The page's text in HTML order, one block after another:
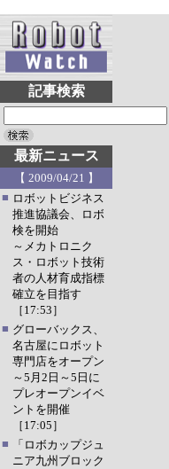
記事検索
最新ニュース
【 2009/04/21 】
■ ロボットビジネス
推進協議会、ロボ
検を開始
～メカトロニク
ス・ロボット技術
者の人材育成指標
確立を目指す
［17:53］
■ グローバックス、
名古屋にロボット
専門店をオープン
～5月2日～5日に
プレオープンイベ
ントを開催
［17:05］
■
「ロボカップジュ
ニア九州ブロック